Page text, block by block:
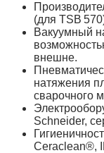
(для TSB
Вакуумный
внешне.
натяжения
сварочного
Schneider,
Ceraclean®,